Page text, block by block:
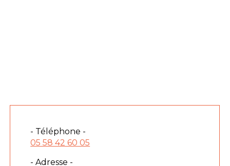
- Téléphone -
05 58 42 60 05
- Adresse -